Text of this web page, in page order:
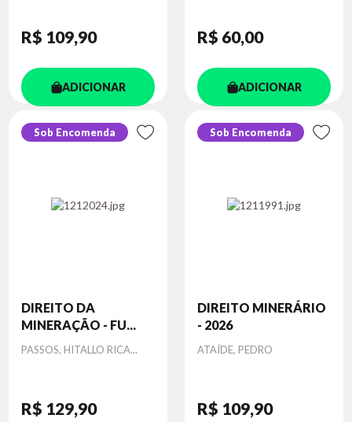
R$ 109,90
ADICIONAR
R$ 60,00
ADICIONAR
Sob Encomenda
DIREITO DA
MINERAÇÃO - FU...
Autor
PASSOS, HITALLO RICA...
R$ 129,90
Sob Encomenda
DIREITO MINERÁRIO
- 2026
Autor
ATAÍDE, PEDRO
R$ 109,90